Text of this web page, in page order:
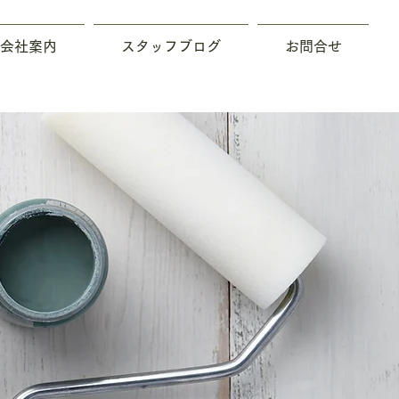
会社案内 スタッフブログ お問合せ